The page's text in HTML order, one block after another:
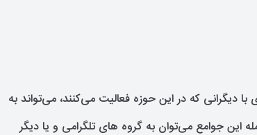
دیگرانی که در این حوزه فعالیت می‌کنند، می‌تواند به
این جوامع می‌توان به گروه های تلگرامی و یا دیگر